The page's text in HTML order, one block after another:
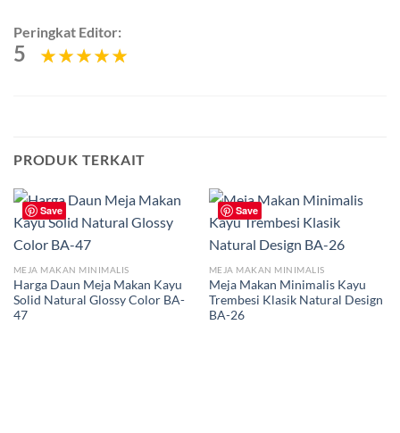
Peringkat Editor:
5
PRODUK TERKAIT
Save
MEJA MAKAN MINIMALIS
Harga Daun Meja Makan Kayu
Solid Natural Glossy Color BA-
47
Save
MEJA MAKAN MINIMALIS
Meja Makan Minimalis Kayu
Trembesi Klasik Natural Design
BA-26